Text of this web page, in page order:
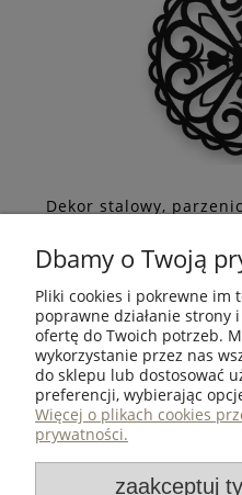
Dekor stalowy,
Rozeta góralska to
tradycyjną sztuką
MOJE
Dbamy o Twoją
Pliki cookies i pokrewne im
poprawne działanie strony
ofertę do Twoich potrzeb.
wykorzystanie przez nas
do sklepu lub dostosować
preferencji, wybierając
Więcej o plikach cookies
prywatności.
zaakceptuj